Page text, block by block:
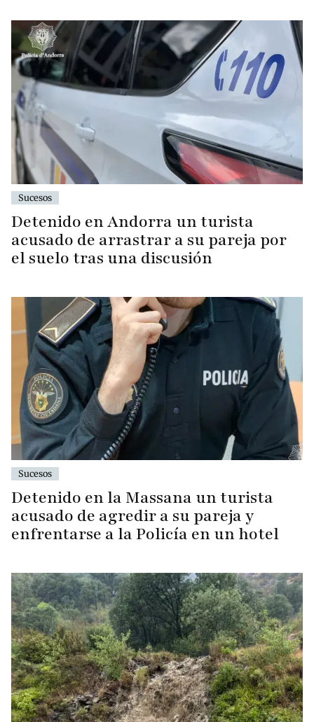
Sucesos
Detenido en Andorra un turista
acusado de arrastrar a su pareja por
el suelo tras una discusión
Sucesos
Detenido en la Massana un turista
acusado de agredir a su pareja y
enfrentarse a la Policía en un hotel